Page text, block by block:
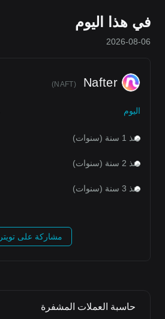
في هذا اليوم
2026-08-06
Nafter
(
NAFT
)
اليوم
منذ 1 سنة (سنوات)
منذ 2 سنة (سنوات)
منذ 3 سنة (سنوات)
مشاركة على تويتر